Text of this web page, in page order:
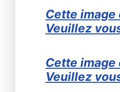
Cette
Veuillez
Cette
Veuillez